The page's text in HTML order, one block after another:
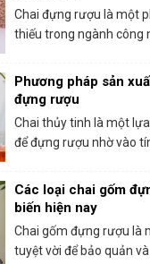
Chai đựng rượu là một
thiếu trong ngành công
Phương pháp sản
đựng rượu
Chai thủy tinh là một
để đựng rượu nhờ vào
Các loại chai gốm
biến hiện nay
Chai gốm đựng rượu là
tuyệt vời để bảo quản và